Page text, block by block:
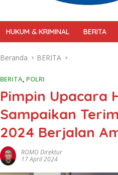
HUKUM & KRIMINAL BERITA
Beranda BERITA
BERITA, POLRI
Pimpin Upacara
Sampaikan
2024 Berjalan
ROMO Direktur
17 April 2024